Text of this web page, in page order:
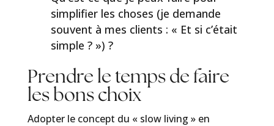
simplifier les choses (je demande
souvent à mes clients : « Et si c’était
simple ? ») ?
Prendre le temps de faire
les bons choix
Adopter le concept du « slow living » en